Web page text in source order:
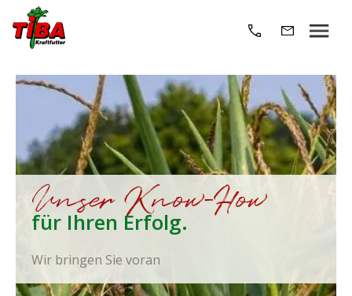
Unser Know-How
für Ihren Erfolg.
Wir bringen Sie voran